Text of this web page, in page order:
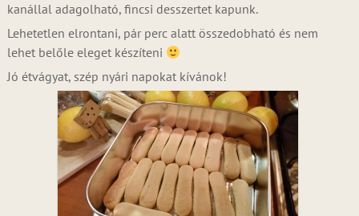
kanállal adagolható, fincsi desszertet kapunk.
Lehetetlen elrontani, pár perc alatt összedobható és nem
lehet belőle eleget készíteni
Jó étvágyat, szép nyári napokat kívánok!